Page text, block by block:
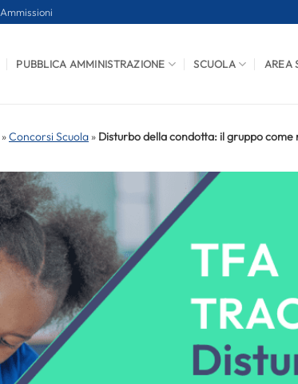
Ammissioni
PUBBLICA AMMINISTRAZIONE SCUOLA AREA
»Concorsi Scuola » Disturbo della condotta: il gruppo